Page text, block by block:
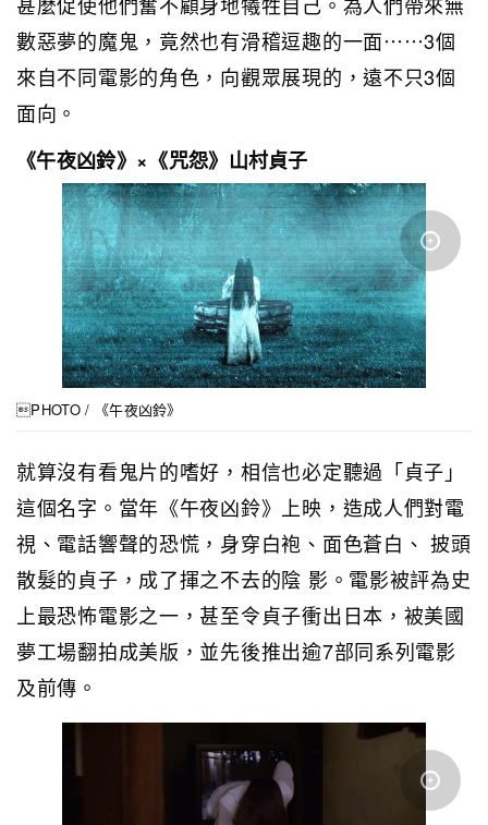
數惡夢的魔鬼，竟然也有滑稽逗趣的一面⋯⋯3個
來自不同電影的角色，向觀眾展現的，遠不只3個
面向。
《午夜凶鈴》×《咒怨》山村貞子
PHOTO / 《午夜凶鈴》
就算沒有看鬼片的嗜好，相信也必定聽過「貞子」
這個名字。當年《午夜凶鈴》上映，造成人們對電
視、電話響聲的恐慌，身穿白袍、面色蒼白、 披頭
散髮的貞子，成了揮之不去的陰 影。電影被評為史
上最恐怖電影之一，甚至令貞子衝出日本，被美國
夢工場翻拍成美版，並先後推出逾7部同系列電影
及前傳。